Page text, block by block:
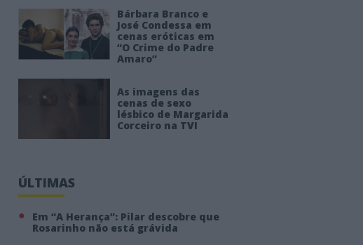
Bárbara Branco e
José Condessa em
cenas eróticas em
“O Crime do Padre
Amaro”
As imagens das
cenas de sexo
lésbico de Margarida
Corceiro na TVI
ÚLTIMAS
Em “A Herança”: Pilar descobre que
Rosarinho não está grávida